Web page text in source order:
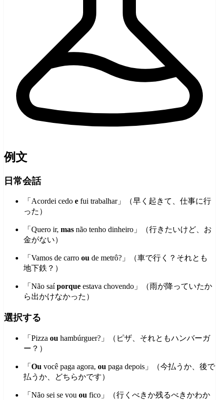
例文
日常会話
「Acordei cedo e fui trabalhar」（早く起きて、仕事に行
った）
「Quero ir, mas não tenho dinheiro」（行きたいけど、お
金がない）
「Vamos de carro ou de metrô?」（車で行く？それとも
地下鉄？）
「Não saíporque estava chovendo」（雨が降っていたか
ら出かけなかった）
選択する
「Pizza ou hambúrguer?」（ピザ、それともハンバーガ
ー？）
「 Ou você paga agora, ou paga depois」（今払うか、後で
払うか、どちらかです）
「Não sei se vou ou fico」（行くべきか残るべきかわか